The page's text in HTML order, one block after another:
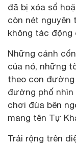
đã bị xóa sổ
còn nét nguyên
không tác động
Những cánh
của nó, những
theo con
đường phố
chơi đùa bên
mang tên Tự
Trải rộng trên